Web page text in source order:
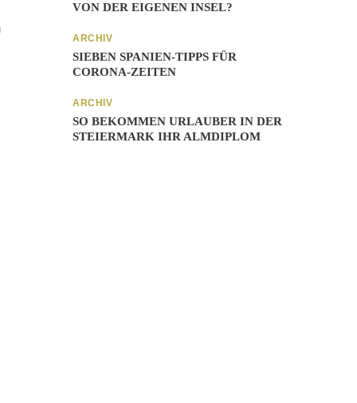
VON DER EIGENEN INSEL?
ARCHIV
SIEBEN SPANIEN-TIPPS FÜR
CORONA-ZEITEN
ARCHIV
SO BEKOMMEN URLAUBER IN DER
STEIERMARK IHR ALMDIPLOM